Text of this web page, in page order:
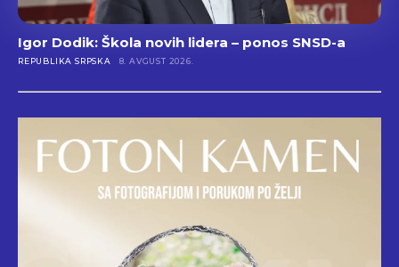
Igor Dodik: Škola novih lidera – ponos SNSD-a
REPUBLIKA SRPSKA 8. AVGUST 2026.